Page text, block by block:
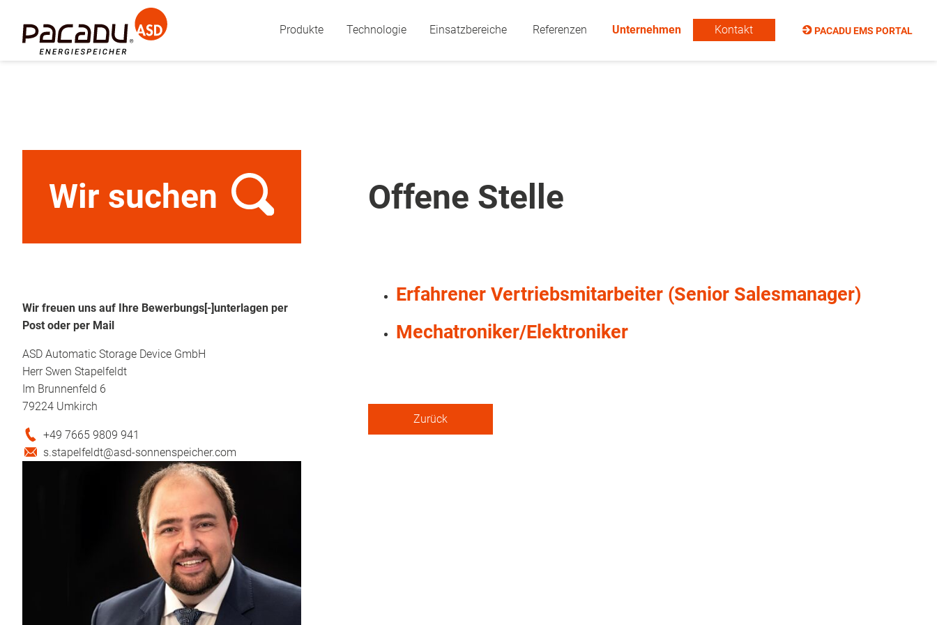
Produkte Technologie Einsatzbereiche Referenzen Unternehmen Kontakt PACADU EMS PORTAL
Wir suchen
Wir freuen uns auf Ihre Bewerbungs[-]unterlagen per
Post oder per Mail
ASD Automatic Storage Device GmbH
Herr Swen Stapelfeldt
Im Brunnenfeld 6
79224 Umkirch
+49 7665 9809 941
s.stapelfeldt@asd-sonnenspeicher.com
Offene Stelle
Erfahrener Vertriebsmitarbeiter (Senior Salesmanager)
Mechatroniker/Elektroniker
Zurück